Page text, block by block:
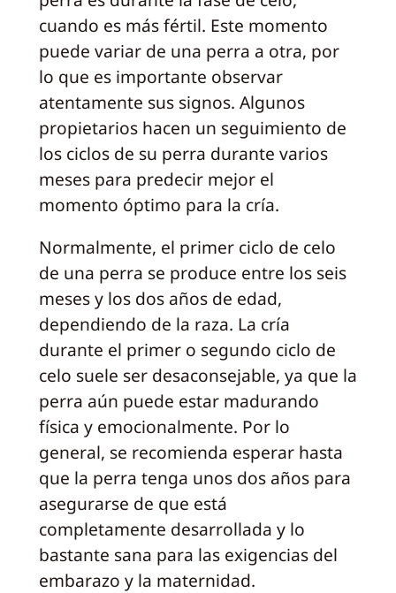
cuando es más fértil. Este momento
puede variar de una perra a otra, por
lo que es importante observar
atentamente sus signos. Algunos
propietarios hacen un seguimiento de
los ciclos de su perra durante varios
meses para predecir mejor el
momento óptimo para la cría.
Normalmente, el primer ciclo de celo
de una perra se produce entre los seis
meses y los dos años de edad,
dependiendo de la raza. La cría
durante el primer o segundo ciclo de
celo suele ser desaconsejable, ya que la
perra aún puede estar madurando
física y emocionalmente. Por lo
general, se recomienda esperar hasta
que la perra tenga unos dos años para
asegurarse de que está
completamente desarrollada y lo
bastante sana para las exigencias del
embarazo y la maternidad.